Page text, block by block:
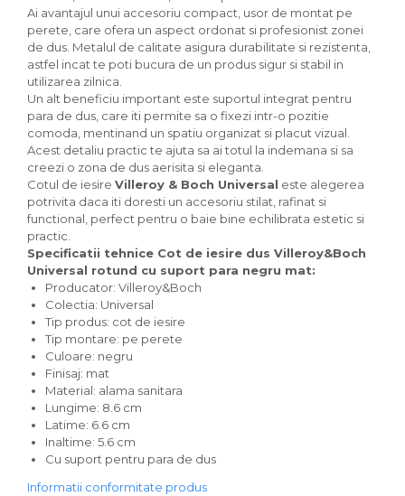
Ai avantajul unui accesoriu compact, usor de montat pe
perete, care ofera un aspect ordonat si profesionist zonei
de dus. Metalul de calitate asigura durabilitate si rezistenta,
astfel incat te poti bucura de un produs sigur si stabil in
utilizarea zilnica.
Un alt beneficiu important este suportul integrat pentru
para de dus, care iti permite sa o fixezi intr-o pozitie
comoda, mentinand un spatiu organizat si placut vizual.
Acest detaliu practic te ajuta sa ai totul la indemana si sa
creezi o zona de dus aerisita si eleganta.
Cotul de iesire Villeroy & Boch Universal este alegerea
potrivita daca iti doresti un accesoriu stilat, rafinat si
functional, perfect pentru o baie bine echilibrata estetic si
practic.
Specificatii tehnice Cot de iesire dus Villeroy&Boch
Universal rotund cu suport para negru mat:
Producator: Villeroy&Boch
Colectia: Universal
Tip produs: cot de iesire
Tip montare: pe perete
Culoare: negru
Finisaj: mat
Material: alama sanitara
Lungime: 8.6 cm
Latime: 6.6 cm
Inaltime: 5.6 cm
Cu suport pentru para de dus
Informatii conformitate produs